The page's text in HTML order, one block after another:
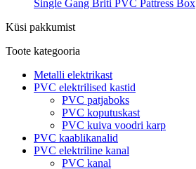
Single Gang Briti PVC Pattress Box
Küsi pakkumist
Toote kategooria
Metalli elektrikast
PVC elektrilised kastid
PVC patjaboks
PVC koputuskast
PVC kuiva voodri karp
PVC kaablikanalid
PVC elektriline kanal
PVC kanal